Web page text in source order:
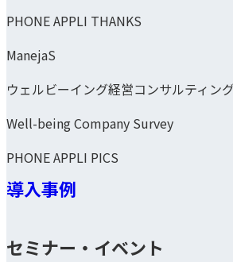
PHONE APPLI THANKS
ManejaS
ウェルビーイング経営コンサルティン
Well-being Company Survey
PHONE APPLI PICS
導入事例
セミナー・イベント